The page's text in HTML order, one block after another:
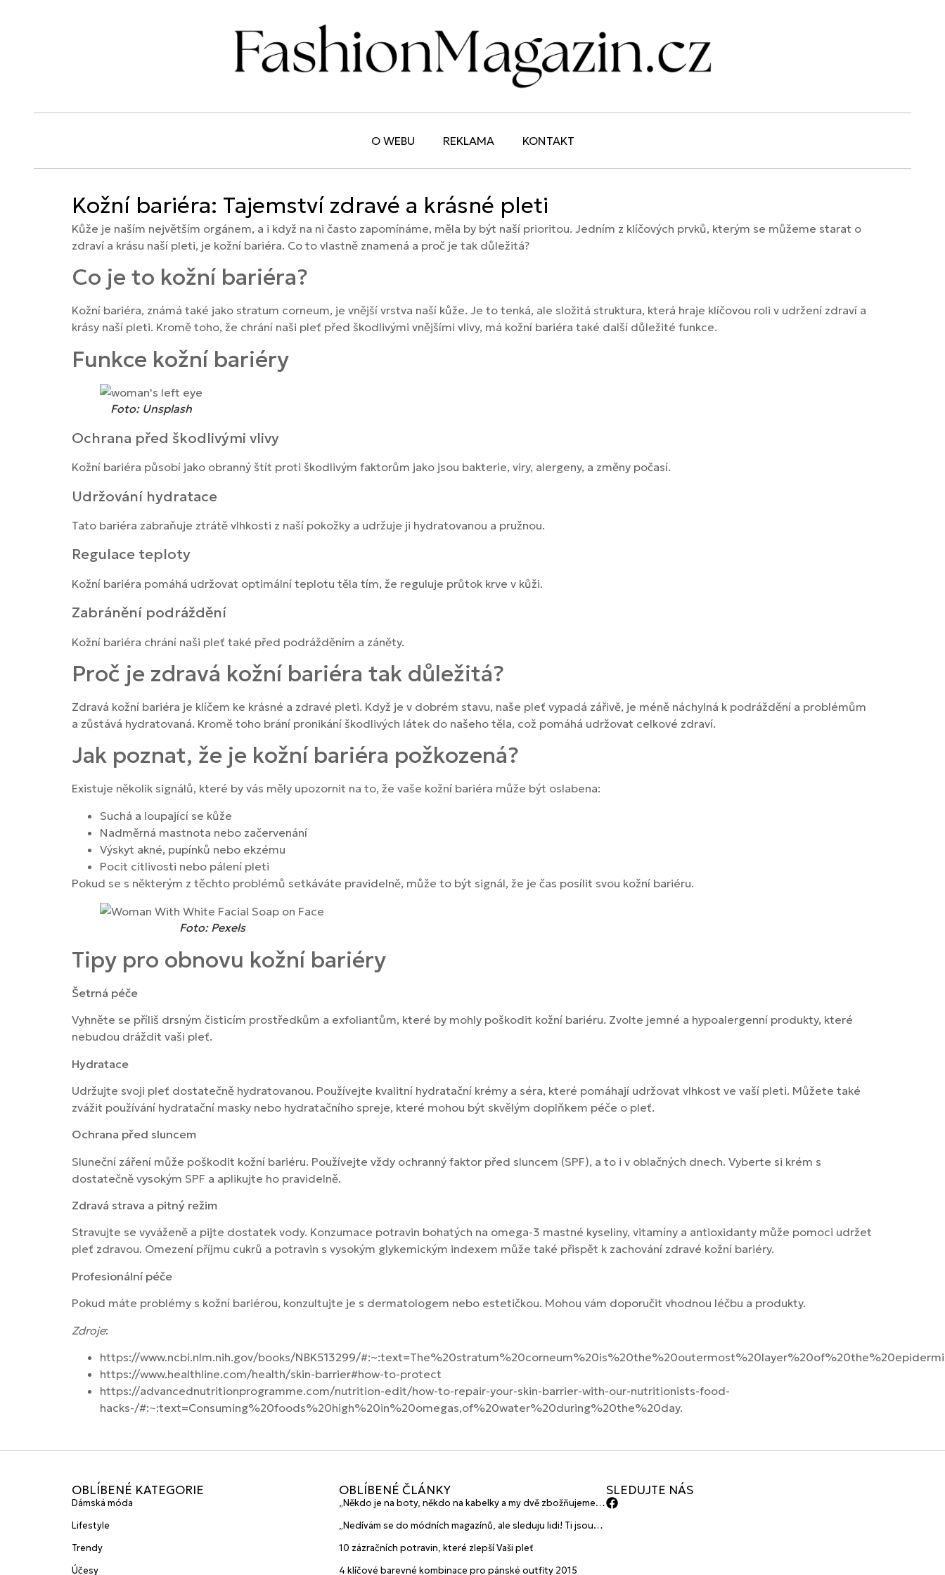
O WEBU REKLAMA KONTAKT
Kožní bariéra: Tajemství zdravé a krásné pleti
Kůže je naším největším orgánem, a i když na ni často zapomínáme, měla by být naší prioritou. Jedním z klíčových prvků, kterým se můžeme starat o
zdraví a krásu naší pleti, je kožní bariéra. Co to vlastně znamená a proč je tak důležitá?
Co je to kožní bariéra?
Kožní bariéra, známá také jako stratum corneum, je vnější vrstva naší kůže. Je to tenká, ale složitá struktura, která hraje klíčovou roli v udržení zdraví a
krásy naší pleti. Kromě toho, že chrání naši pleť před škodlivými vnějšími vlivy, má kožní bariéra také další důležité funkce.
Funkce kožní bariéry
Foto: Unsplash
Ochrana před škodlivými vlivy
Kožní bariéra působí jako obranný štít proti škodlivým faktorům jako jsou bakterie, viry, alergeny, a změny počasí.
Udržování hydratace
Tato bariéra zabraňuje ztrátě vlhkosti z naší pokožky a udržuje ji hydratovanou a pružnou.
Regulace teploty
Kožní bariéra pomáhá udržovat optimální teplotu těla tím, že reguluje průtok krve v kůži.
Zabránění podráždění
Kožní bariéra chrání naši pleť také před podrážděním a záněty.
Proč je zdravá kožní bariéra tak důležitá?
Zdravá kožní bariéra je klíčem ke krásné a zdravé pleti. Když je v dobrém stavu, naše pleť vypadá zářivě, je méně náchylná k podráždění a problémům
a zůstává hydratovaná. Kromě toho brání pronikání škodlivých látek do našeho těla, což pomáhá udržovat celkové zdraví.
Jak poznat, že je kožní bariéra požkozená?
Existuje několik signálů, které by vás měly upozornit na to, že vaše kožní bariéra může být oslabena:
Suchá a loupající se kůže
Nadměrná mastnota nebo začervenání
Výskyt akné, pupínků nebo ekzému
Pocit citlivosti nebo pálení pleti
Pokud se s některým z těchto problémů setkáváte pravidelně, může to být signál, že je čas posílit svou kožní bariéru.
Foto: Pexels
Tipy pro obnovu kožní bariéry
Šetrná péče
Vyhněte se příliš drsným čisticím prostředkům a exfoliantům, které by mohly poškodit kožní bariéru. Zvolte jemné a hypoalergenní produkty, které
nebudou dráždit vaši pleť.
Hydratace
Udržujte svoji pleť dostatečně hydratovanou. Používejte kvalitní hydratační krémy a séra, které pomáhají udržovat vlhkost ve vaší pleti. Můžete také
zvážit používání hydratační masky nebo hydratačního spreje, které mohou být skvělým doplňkem péče o pleť.
Ochrana před sluncem
Sluneční záření může poškodit kožní bariéru. Používejte vždy ochranný faktor před sluncem (SPF), a to i v oblačných dnech. Vyberte si krém s
dostatečně vysokým SPF a aplikujte ho pravidelně.
Zdravá strava a pitný režim
Stravujte se vyváženě a pijte dostatek vody. Konzumace potravin bohatých na omega-3 mastné kyseliny, vitamíny a antioxidanty může pomoci udržet
pleť zdravou. Omezení příjmu cukrů a potravin s vysokým glykemickým indexem může také přispět k zachování zdravé kožní bariéry.
Profesionální péče
Pokud máte problémy s kožní bariérou, konzultujte je s dermatologem nebo estetičkou. Mohou vám doporučit vhodnou léčbu a produkty.
Zdroje:
https://www.ncbi.nlm.nih.gov/books/NBK513299/
https://www.healthline.com/health/skin-barrier#how-to-protect
https://advancednutritionprogramme.com/nutrition-edit/how-to-repair-your-skin-barrier-with-our-nutritionists-food-
hacks-/#:~:text=Consuming%20foods%20high%20in%20omegas,of%20water%20during%20the%20day.
OBLÍBENÉ KATEGORIE
Dámská móda
Lifestyle
Trendy
Účesy
OBLÍBENÉ ČLÁNKY
„Někdo je na boty, někdo na kabelky a my dvě zbožňujeme
značky HANAJANA Swimwear
„Nedívám se do módních magazínů, ale sleduju lidi! Ti jsou
10 zázračních potravin, které zlepší Vaši pleť
4 klíčové barevné kombinace pro pánské outfity 2015
SLEDUJTE NÁS